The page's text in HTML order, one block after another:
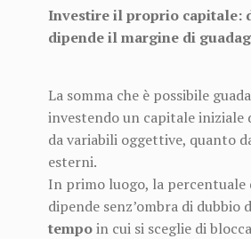
Investire il proprio capitale:
dipende il margine di
La somma che è possibile
investendo un capitale iniziale
da variabili oggettive, quanto
esterni.
In primo luogo, la percentuale
dipende senz’ombra di dubbio
tempoin cui si sceglie di